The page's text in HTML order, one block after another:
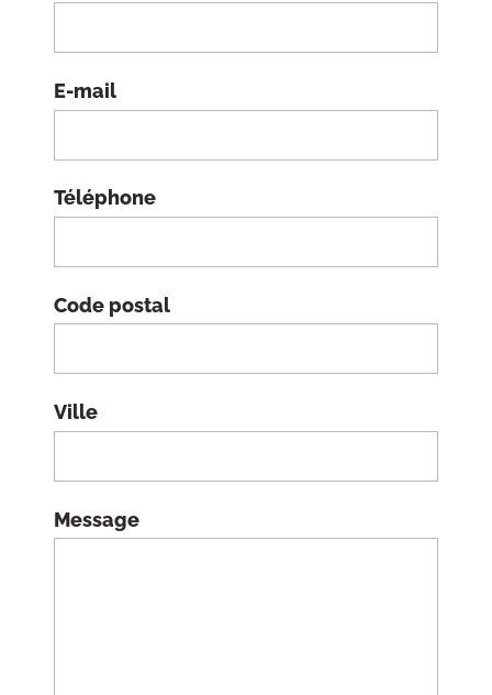
E-mail
Téléphone
Code postal
Ville
Message